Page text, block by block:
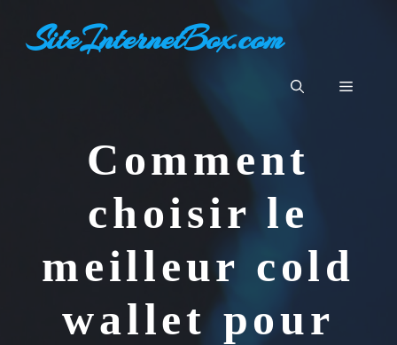
contenuSiteInternetBox.com
Menu
Comment
choisir le
meilleur cold
wallet pour